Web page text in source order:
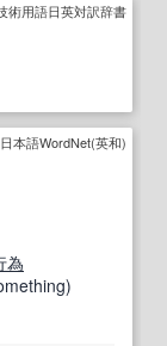
術用語日英対訳辞書
日本語WordNet(英和)
為